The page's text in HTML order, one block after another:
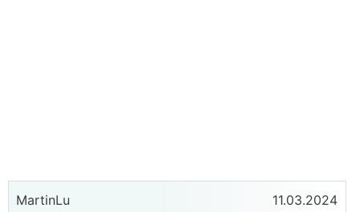
MartinLu 11.03.2024